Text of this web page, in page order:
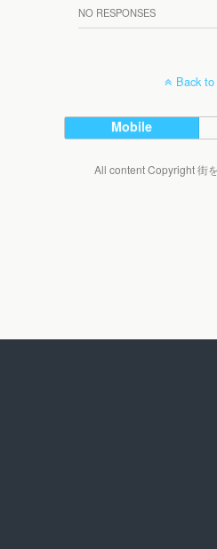
NO RESPONSES
Back
Mobile
All content Copyright 街